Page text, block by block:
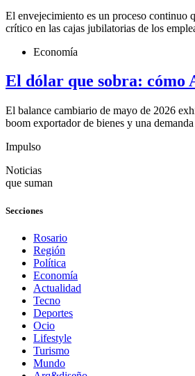
El envejecimiento es un proceso continuo
crítico en las cajas jubilatorias de los
Economía
El dólar que sobra: cómo
El balance cambiario de mayo de 2026
boom exportador de bienes y una
Impulso
Noticias
que suman
Secciones
Rosario
Región
Política
Economía
Actualidad
Tecno
Deportes
Ocio
Lifestyle
Turismo
Mundo